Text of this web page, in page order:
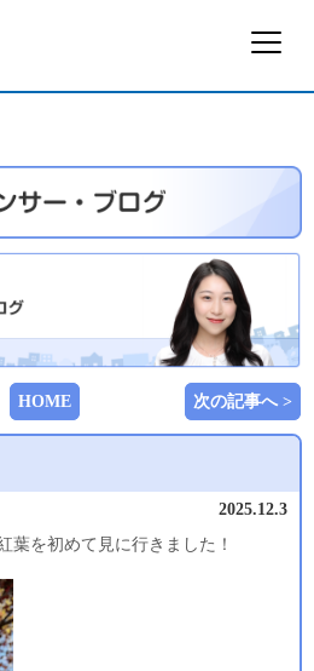
HOME 次の記事へ >
2025.12.3
葉を初めて見に行きました！